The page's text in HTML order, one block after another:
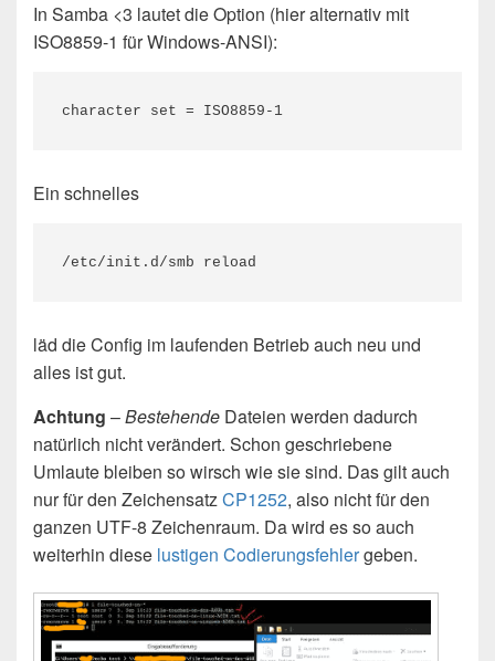
In Samba <3 lautet die Option (hier alternativ mit
ISO8859-1 für Windows-ANSI):
character set = ISO8859-1
Ein schnelles
/etc/init.d/smb reload
läd die Config im laufenden Betrieb auch neu und
alles ist gut.
Achtung –Bestehende Dateien werden dadurch
natürlich nicht verändert. Schon geschriebene
Umlaute bleiben so wirsch wie sie sind. Das gilt auch
nur für den ZeichensatzCP1252, also nicht für den
ganzen UTF-8 Zeichenraum. Da wird es so auch
weiterhin diese lustigen Codierungsfehlergeben.